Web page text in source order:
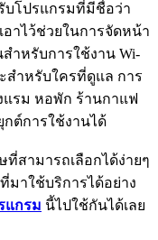
บโปรแกรมที่มีชื่อว่า
าไว้ช่วยในการจัดหน้า
หรับการใช้งาน Wi-
สำหรับใครที่ดูแล การ
แรม หอพัก ร้านกาแฟ
ต์การใช้งานได้
สามารถเลือกได้ง่ายๆ
มาใช้บริการได้อย่าง
แกรม นี้ไปใช้กันได้เลย